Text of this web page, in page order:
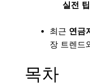
실전 팁
최근 연금
장 트렌드
목차